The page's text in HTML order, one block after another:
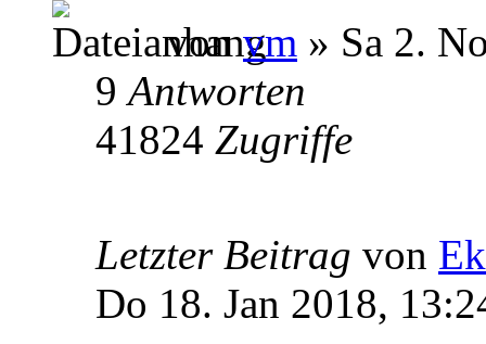
vonvm » Sa 2.
9Antworten
41824 Zugriffe
Letzter Beitrag von
Do 18. Jan 2018,